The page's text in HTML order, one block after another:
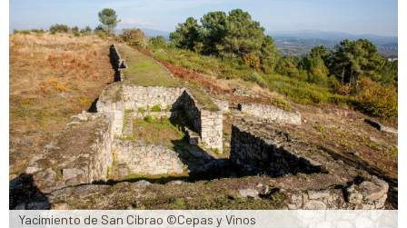
Yacimiento de San Cibrao ©Cepas y Vinos